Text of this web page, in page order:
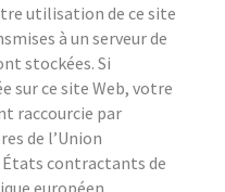
utilisation de ce site
à un serveur de
stockées. Si
sur ce site Web, votre
raccourcie par
de l’Union
États contractants de
européen.